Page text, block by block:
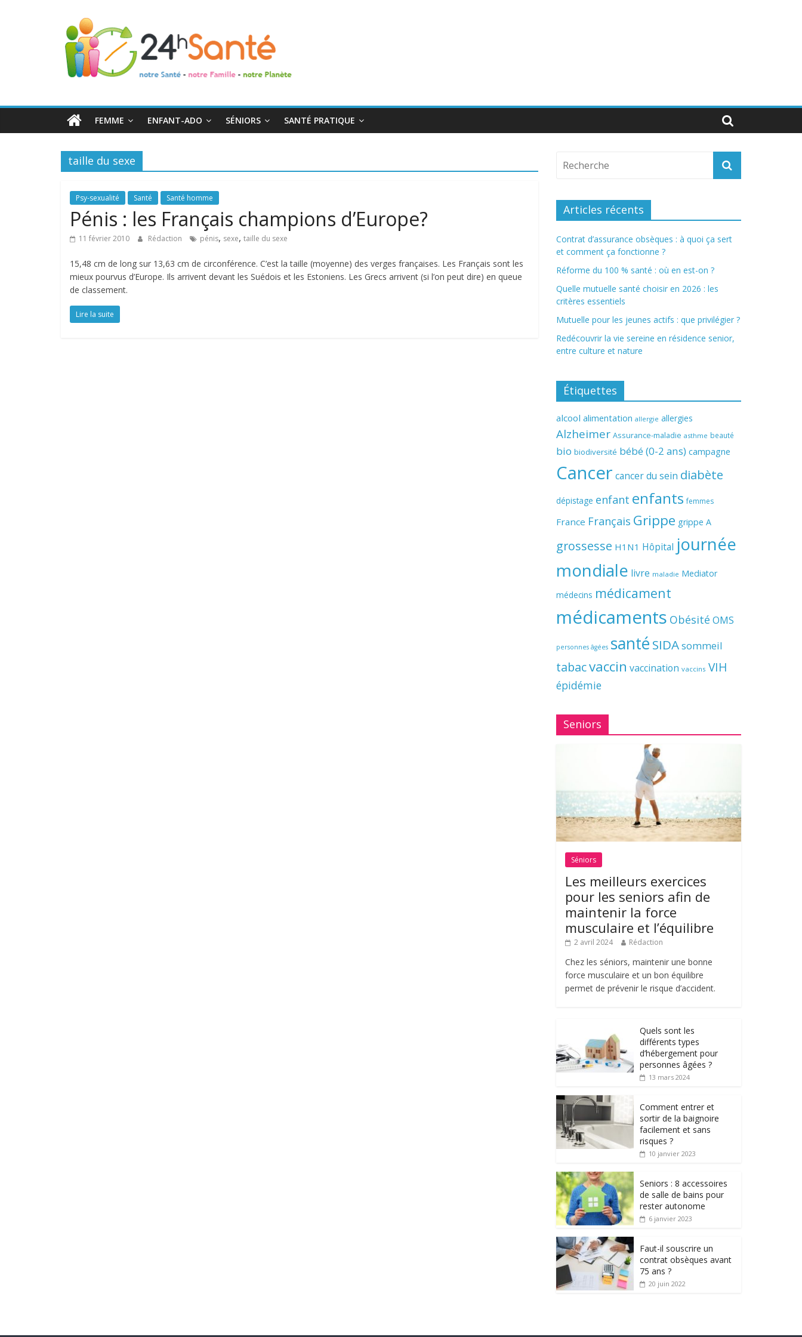
24h
Santé
toute
famille
FEMME ENFANT-ADO SÉNIORS SANTÉ PRATIQUE
taille du sexe
Psy-sexualité Santé Santé homme
Pénis : les Français champions d’Europe?
11 février 2010 Rédaction pénis, sexe, taille du sexe
15,48 cm de long sur 13,63 cm de circonférence. C’est la taille (moyenne) des verges françaises. Les Français sont les
mieux pourvus d’Europe. Ils arrivent devant les Suédois et les Estoniens. Les Grecs arrivent (si l’on peut dire) en queue
de classement.
Lire la suite
Articles récents
Contrat d’assurance obsèques : à quoi ça sert
et comment ça fonctionne ?
Réforme du 100 % santé : où en est-on ?
Quelle mutuelle santé choisir en 2026 : les
critères essentiels
Mutuelle pour les jeunes actifs : que privilégier ?
Redécouvrir la vie sereine en résidence senior,
entre culture et nature
Étiquettes
alcool alimentation allergie allergies
Alzheimer Assurance-maladie asthme beauté
bio biodiversité bébé (0-2 ans) campagne
Cancer cancer du sein diabète
dépistage enfant enfants femmes
France Français Grippe grippe A
grossesse H1N1 Hôpital journée
mondiale livre maladie Mediator
médecins médicament
médicaments Obésité OMS
personnes âgées santé SIDAsommeil
tabacvaccin vaccination vaccins VIH
épidémie
Seniors
Séniors
Les meilleurs exercices
pour les seniors afin de
maintenir la force
musculaire et l’équilibre
2 avril 2024 Rédaction
Chez les séniors, maintenir une bonne
force musculaire et un bon équilibre
permet de prévenir le risque d’accident.
Quels sont les
différents types
d’hébergement pour
personnes âgées ?
13 mars 2024
Comment entrer et
sortir de la baignoire
facilement et sans
risques ?
10 janvier 2023
Seniors : 8 accessoires
de salle de bains pour
rester autonome
6 janvier 2023
Faut-il souscrire un
contrat obsèques avant
75 ans ?
20 juin 2022